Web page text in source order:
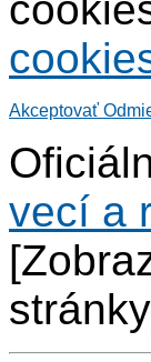
Akceptovať
vecí a